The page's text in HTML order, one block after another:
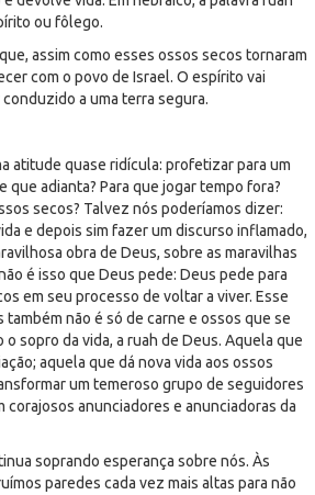
ou fôlego.
assim como esses ossos secos tornaram
com o povo de Israel. O espírito vai
a uma terra segura.
atitude quase ridícula: profetizar para um
que adianta? Para que jogar tempo fora?
secos? Talvez nós poderíamos dizer:
e depois sim fazer um discurso inflamado,
obra de Deus, sobre as maravilhas
é isso que Deus pede: Deus pede para
em seu processo de voltar a viver. Esse
não é só de carne e ossos que se
o sopro da vida, a ruah de Deus. Aquela que
aquela que dá nova vida aos ossos
um temeroso grupo de seguidores
corajosos anunciadores e anunciadoras da
soprando esperança sobre nós. Às
paredes cada vez mais altas para não